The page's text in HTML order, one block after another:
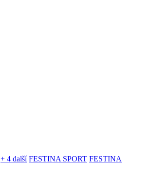
+ 4 další FESTINA SPORT FESTINA